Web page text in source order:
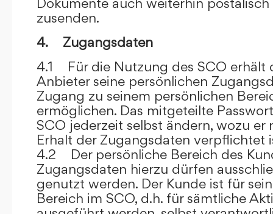
zusenden.
4. Zugangsdaten
4.1 Für die Nutzung des SCO erhält
Anbieter seine persönlichen
Zugang zu seinem persönlichen
ermöglichen. Das mitgeteilte
SCO jederzeit selbst ändern, wozu er
Erhalt der Zugangsdaten verpflichtet
4.2 Der persönliche Bereich des
Zugangsdaten hierzu dürfen
genutzt werden. Der Kunde ist für
Bereich im SCO, d.h. für sämtliche